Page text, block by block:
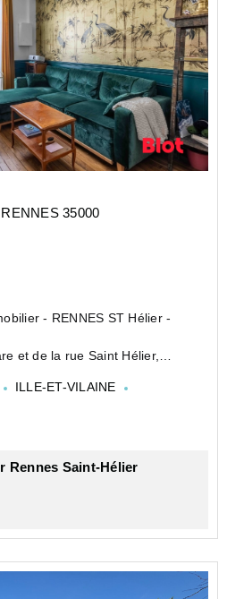
35000
- RENNES ST Hélier -
et de la rue Saint Hélier,
Elle se compose sur 3
ILLE-ET-VILAINE
Rennes Saint-Hélier